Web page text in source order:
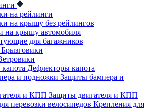
на рейлинги
на крышу без рейлингов
на крышу автомобиля
для багажников
Брызговики
Дефлекторы капота
Защиты бампера и
Защиты двигателя и КПП
Крепления для